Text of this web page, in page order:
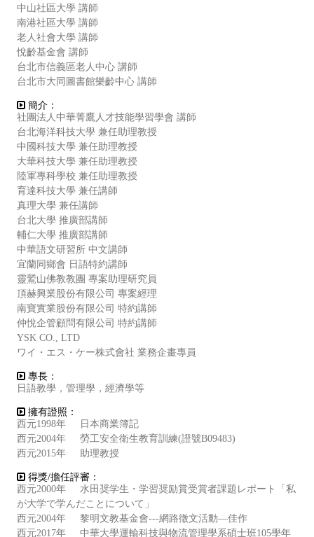
中山社區大學 講師
南港社區大學 講師
老人社會大學 講師
悅齡基金會 講師
台北市信義區老人中心 講師
台北市大同圖書館樂齡中心 講師
簡介：
社團法人中華菁鷹人才技能學習學會 講師
台北海洋科技大學 兼任助理教授
中國科技大學 兼任助理教授
大華科技大學 兼任助理教授
陸軍專科學校 兼任助理教授
育達科技大學 兼任講師
真理大學 兼任講師
台北大學 推廣部講師
輔仁大學 推廣部講師
中華語文研習所 中文講師
宜蘭同鄉會 日語特約講師
靈鷲山佛教教團 專案助理研究員
頂赫興業股份有限公司 專案經理
南寶實業股份有限公司 特約講師
仲悅企管顧問有限公司 特約講師
YSK CO., LTD
ワイ・エス・ケー株式會社 業務企畫專員
專長：
日語教學，管理學，經濟學等
擁有證照：
西元1998年 日本商業簿記
西元2004年 勞工安全衛生教育訓練(證號B09483)
西元2015年 助理教授
得獎/擔任評審：
西元2000年 水田奨学生・学習奨励賞受賞者課題レポート「私
が大学で学んだことについて」
西元2004年 黎明文教基金會---網路徵文活動—佳作
西元2017年 中華大學運輸科技與物流管理學系碩士班105學年